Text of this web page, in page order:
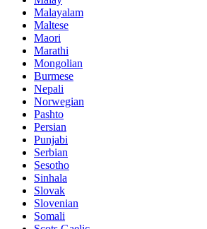
Malayalam
Maltese
Maori
Marathi
Mongolian
Burmese
Nepali
Norwegian
Pashto
Persian
Punjabi
Serbian
Sesotho
Sinhala
Slovak
Slovenian
Somali